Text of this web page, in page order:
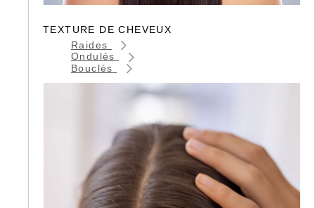
TEXTURE DE CHEVEUX
Raides
Ondulés
Bouclés